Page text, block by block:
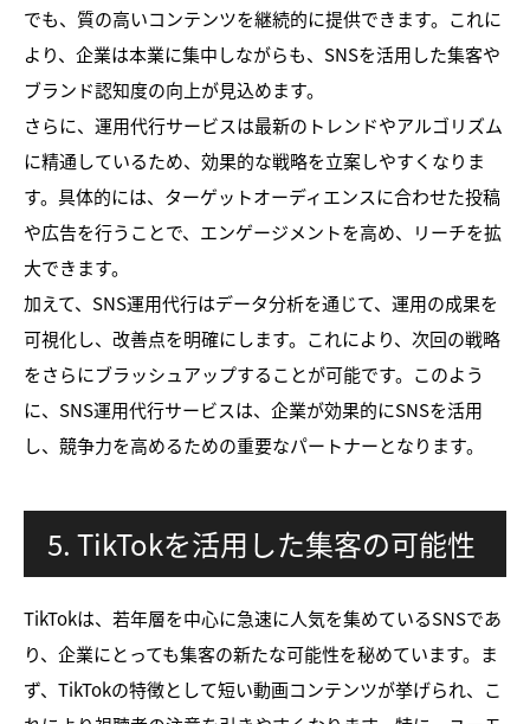
でも、質の高いコンテンツを継続的に提供できます。これに
より、企業は本業に集中しながらも、SNSを活用した集客や
ブランド認知度の向上が見込めます。
さらに、運用代行サービスは最新のトレンドやアルゴリズム
に精通しているため、効果的な戦略を立案しやすくなりま
す。具体的には、ターゲットオーディエンスに合わせた投稿
や広告を行うことで、エンゲージメントを高め、リーチを拡
大できます。
加えて、SNS運用代行はデータ分析を通じて、運用の成果を
可視化し、改善点を明確にします。これにより、次回の戦略
をさらにブラッシュアップすることが可能です。このよう
に、SNS運用代行サービスは、企業が効果的にSNSを活用
し、競争力を高めるための重要なパートナーとなります。
5. TikTokを活用した集客の可能性
TikTokは、若年層を中心に急速に人気を集めているSNSであ
り、企業にとっても集客の新たな可能性を秘めています。ま
ず、TikTokの特徴として短い動画コンテンツが挙げられ、こ